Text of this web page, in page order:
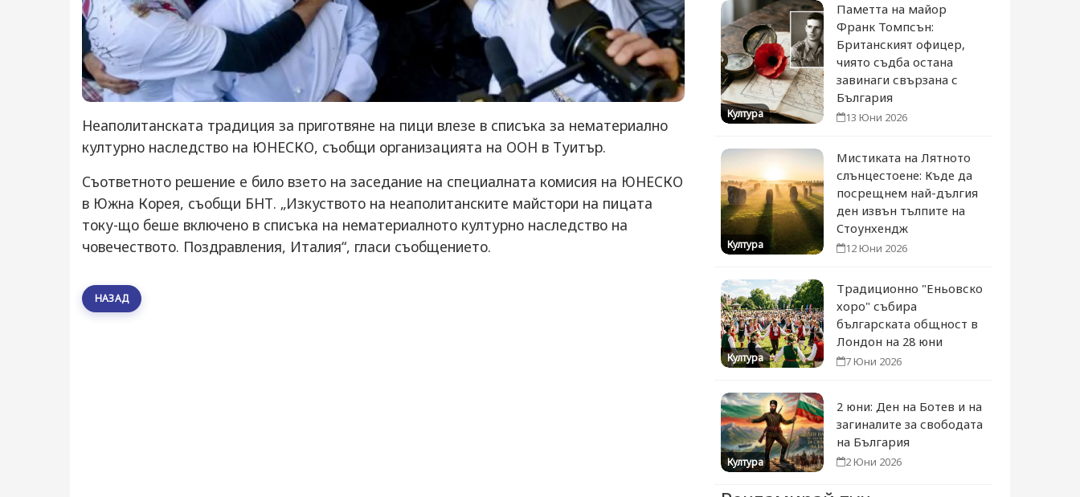
Неаполитанската традиция за приготвяне на пици влезе в списъка за нематериално
културно наследство на ЮНЕСКО, съобщи организацията на ООН в Туитър.
Съответното решение е било взето на заседание на специалната комисия на ЮНЕСКО
в Южна Корея, съобщи БНТ. „Изкуството на неаполитанските майстори на пицата
току-що беше включено в списъка на нематериалното културно наследство на
човечеството. Поздравления, Италия“, гласи съобщението.
НАЗАД
Култура
Паметта на майор
Франк Томпсън:
Британският офицер,
чиято съдба остана
завинаги свързана с
България
13 Юни 2026
Култура
Мистиката на Лятното
слънцестоене: Къде да
посрещнем най-дългия
ден извън тълпите на
Стоунхендж
12 Юни 2026
Култура
Традиционно "Еньовско
хоро" събира
българската общност в
Лондон на 28 юни
7 Юни 2026
Култура
2 юни: Ден на Ботев и на
загиналите за свободата
на България
2 Юни 2026